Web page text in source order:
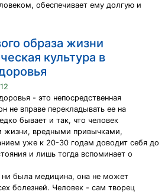
обеспечивает ему долгую и
образа жизни
культура в
- это непосредственная
не вправе перекладывать ее на
бывает и так, что человек
жизни, вредными привычками,
уже к 20-30 годам доводит себя до
и лишь тогда вспоминает о
была медицина, она не может
болезней. Человек - сам творец